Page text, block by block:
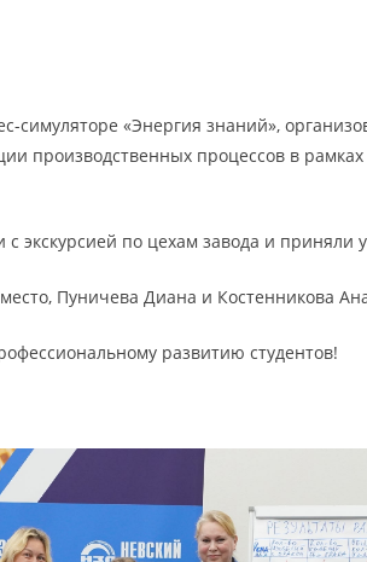
симуляторе «Энергия знаний»,
производственных процессов в
по цехам завода и приняли
Пуничева Диана и Костенникова
развитию студентов!